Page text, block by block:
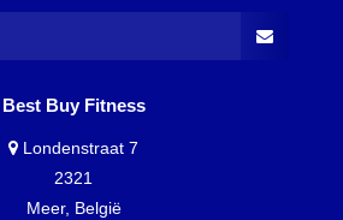
Best Buy Fitness
Londenstraat 7
2321
Meer, België